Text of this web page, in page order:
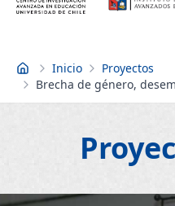
Inicio Inicio
Proyectos
Brecha de género,
elección de carreras